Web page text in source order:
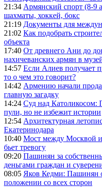
21:34 Армянский спорт (8-9
шахматы, хоккей, бокс
21:19 Документы для
21:02 Как подобрать
объекта
17:40 От древнего Ани до
нахичеванских армян в
14:57 Если Алиев получает
то о чем это говорит?
14:42 Армению начали
главную загадку
14:24 Суд над
пули, но не избежит истории
12:54 Архитектурная
Екатеринодара
10:40 Мост между Москвой
бьет тревогу
09:20 Пашинян за
деньгами граждан и
08:05 Яков Кедми: Пашинян
положении со всех сторон